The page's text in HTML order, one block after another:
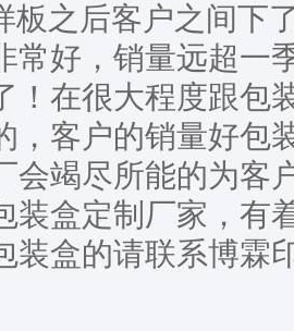
之后客户之间下
常好，销量远超一
！在很大程度跟包
，客户的销量好包
会竭尽所能的为客
装盒定制厂家，有
装盒的请联系博霖